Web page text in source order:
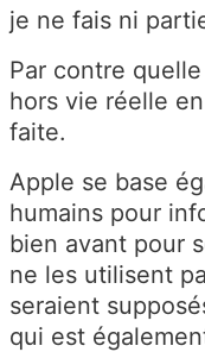
je ne fais ni
Par contre
hors vie réelle
faite.
Apple se base
humains pour
bien avant pour
ne les utilisent
seraient
qui est